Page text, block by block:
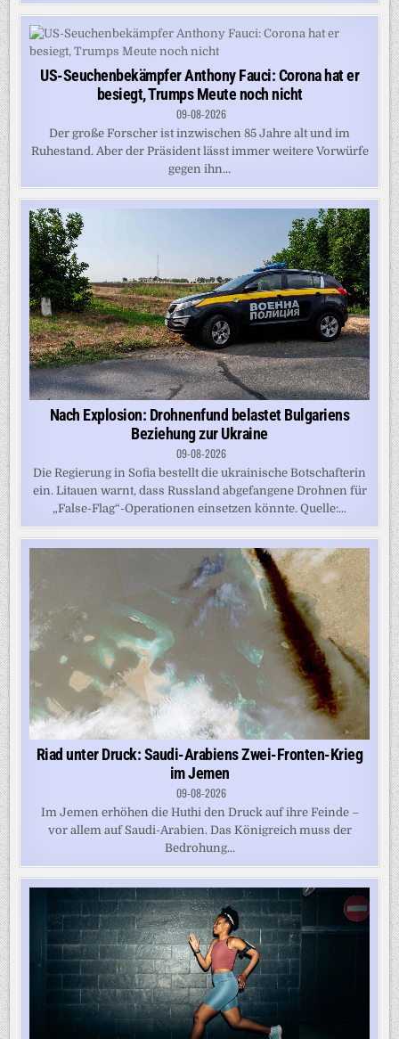
US-Seuchenbekämpfer Anthony Fauci: Corona hat er
besiegt, Trumps Meute noch nicht
09-08-2026
Der große Forscher ist inzwischen 85 Jahre alt und im
Ruhestand. Aber der Präsident lässt immer weitere Vorwürfe
gegen ihn...
Nach Explosion: Drohnenfund belastet Bulgariens
Beziehung zur Ukraine
09-08-2026
Die Regierung in Sofia bestellt die ukrainische Botschafterin
ein. Litauen warnt, dass Russland abgefangene Drohnen für
„False-Flag“-Operationen einsetzen könnte. Quelle:...
Riad unter Druck: Saudi-Arabiens Zwei-Fronten-Krieg
im Jemen
09-08-2026
Im Jemen erhöhen die Huthi den Druck auf ihre Feinde –
vor allem auf Saudi-Arabien. Das Königreich muss der
Bedrohung...